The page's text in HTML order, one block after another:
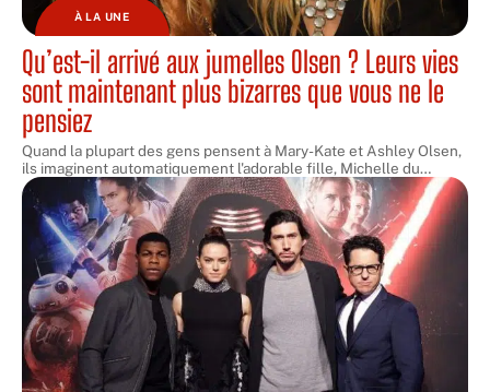
À LA UNE
Qu’est-il arrivé aux jumelles Olsen ? Leurs vies
sont maintenant plus bizarres que vous ne le
pensiez
Quand la plupart des gens pensent à Mary-Kate et Ashley Olsen,
ils imaginent automatiquement l'adorable fille, Michelle du…